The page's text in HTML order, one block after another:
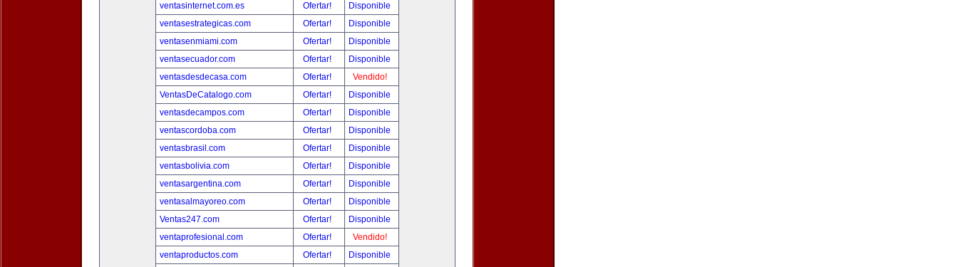
ventasinternet.com.es
Ofertar!
Disponible
ventasestrategicas.com
Ofertar!
Disponible
ventasenmiami.com
Ofertar!
Disponible
ventasecuador.com
Ofertar!
Disponible
ventasdesdecasa.com
Ofertar!
Vendido!
VentasDeCatalogo.com
Ofertar!
Disponible
ventasdecampos.com
Ofertar!
Disponible
ventascordoba.com
Ofertar!
Disponible
ventasbrasil.com
Ofertar!
Disponible
ventasbolivia.com
Ofertar!
Disponible
ventasargentina.com
Ofertar!
Disponible
ventasalmayoreo.com
Ofertar!
Disponible
Ventas247.com
Ofertar!
Disponible
ventaprofesional.com
Ofertar!
Vendido!
ventaproductos.com
Ofertar!
Disponible